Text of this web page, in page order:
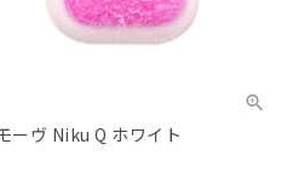
ーヴ Niku Q ホワイト